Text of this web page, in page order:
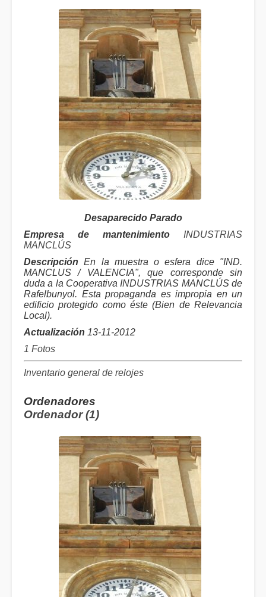
Desaparecido Parado
Empresa de mantenimiento
INDUSTRIAS
MANCLÚS
Descripción En la muestra o esfera dice "IND.
MANCLUS / VALENCIA", que corresponde sin
duda a la Cooperativa INDUSTRIAS MANCLÚS de
Rafelbunyol. Esta propaganda es impropia en un
edificio protegido como éste (Bien de Relevancia
Local).
Actualización 13-11-2012
1 Fotos
Inventario general de relojes
Ordenadores
Ordenador (1)